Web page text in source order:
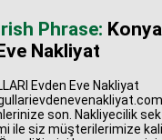
Nakliyat
Evden Eve Nakliyat
son. Nakliyecilik
ile siz müşterilerimize